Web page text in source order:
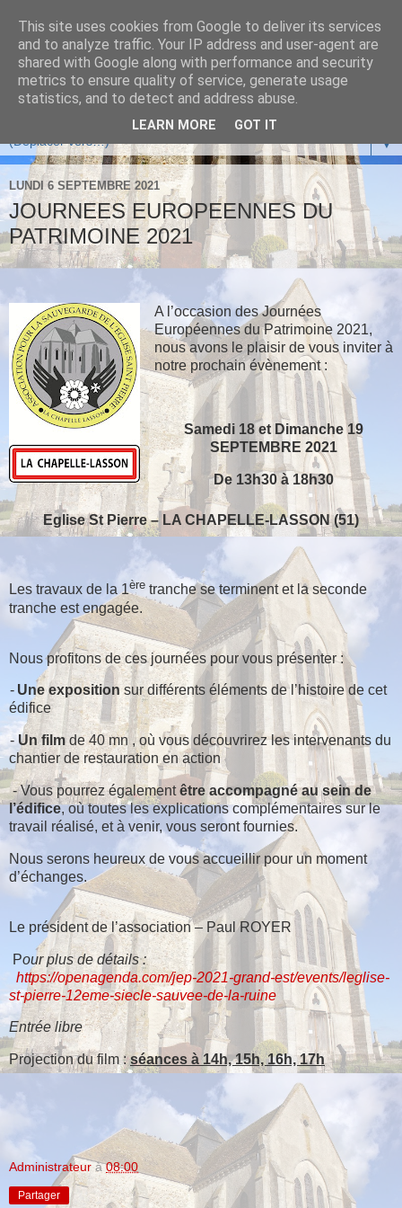
▼
LUNDI 6 SEPTEMBRE 2021
JOURNEES EUROPEENNES DU
PATRIMOINE 2021
A l’occasion des Journées
Européennes du Patrimoine 2021,
nous avons le plaisir de vous inviter à
notre prochain évènement :
Samedi 18 et Dimanche 19
SEPTEMBRE 2021
De 13h30 à 18h30
Eglise St Pierre – LA CHAPELLE-LASSON (51)
Les travaux de la 1ère tranche se terminent et la seconde
tranche est engagée.
Nous profitons de ces journées pour vous présenter :
- Une exposition sur différents éléments de l’histoire de cet
édifice
- Un film de 40 mn , où vous découvrirez les intervenants du
chantier de restauration en action
- Vous pourrez égalementêtre accompagné au sein de
l’édifice, où toutes les explications complémentaires sur le
travail réalisé, et à venir, vous seront fournies.
Nous serons heureux de vous accueillir pour un moment
d’échanges.
Le président de l’association – Paul ROYER
Pour plus de détails :
https://openagenda.com/jep-2021-grand-est/events/leglise-
st-pierre-12eme-siecle-sauvee-de-la-ruine
Entrée libre
Projection du film :séances à 14h, 15h, 16h, 17h
Administrateur à08:00
Partager
This site uses cookies from Google to deliver its services
and to analyze traffic. Your IP address and user-agent are
shared with Google along with performance and security
metrics to ensure quality of service, generate usage
statistics, and to detect and address abuse.
LEARN MORE GOT IT